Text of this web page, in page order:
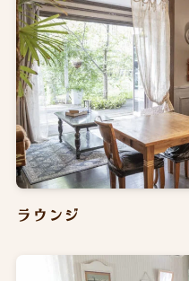
ラウンジ